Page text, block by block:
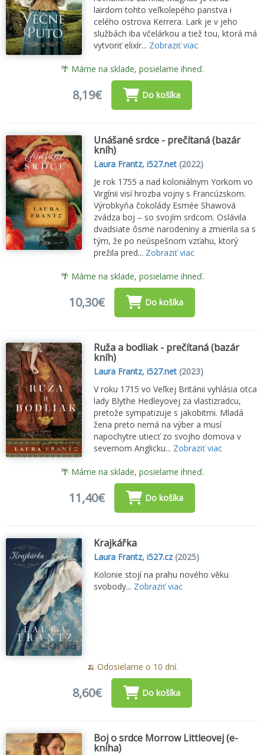
lairdom tohto veľkolepého panstva i
celého ostrova Kerrera. Lark je v jeho
službách iba včelárkou a tiež tou, ktorá má
vytvoriť elixír... Zobraziť viac
🌴 Máme na sklade, posielame ihneď.
8,19€ Do košíka
Unášané srdce - prečítaná (bazár
kníh)
Laura Frantz,i527.net (2022)
Je rok 1755 a nad koloniálnym Yorkom vo
Virgínii visí hrozba vojny s Francúzskom.
Výrobkyňa čokolády Esmée Shawová
zvádza boj – so svojím srdcom. Oslávila
dvadsiate ôsme narodeniny a zmierila sa s
tým, že po neúspešnom vzťahu, ktorý
prežila pred... Zobraziť viac
🌴 Máme na sklade, posielame ihneď.
10,30€ Do košíka
Ruža a bodliak - prečítaná (bazár
kníh)
Laura Frantz,i527.net (2023)
V roku 1715 vo Veľkej Británii vyhlásia otca
lady Blythe Hedleyovej za vlastizradcu,
pretože sympatizuje s jakobitmi. Mladá
žena preto nemá na výber a musí
napochytre utiecť zo svojho domova v
severnom Anglicku... Zobraziť viac
🌴 Máme na sklade, posielame ihneď.
11,40€ Do košíka
Krajkářka
Laura Frantz,i527.cz(2025)
Kolonie stojí na prahu nového věku
svobody... Zobraziť viac
🍌 Odosielame o 10 dní.
8,60€ Do košíka
Boj o srdce Morrow Littleovej (e-
kniha)